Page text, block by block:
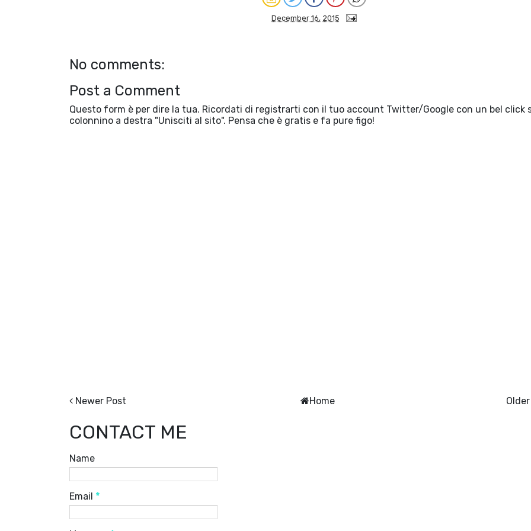
December 16, 2015
No comments:
Post a Comment
Questo form è per dire la tua. Ricordati di registrarti con il tuo account Twitter/Google con un bel click
colonnino a destra "Unisciti al sito". Pensa che è gratis e fa pure figo!
Newer Post Home
CONTACT ME
Name
Email *